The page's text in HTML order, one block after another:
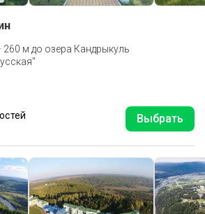
· 260 м до озера Кандрыкуль
Выбрать